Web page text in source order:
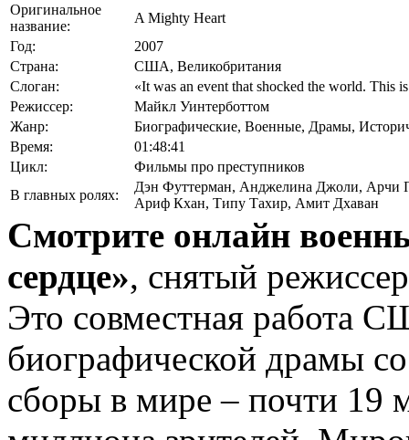
Оригинальное
название:
A Mighty Heart
Год:
2007
Страна:
США, Великобритания
Слоган:
«It was an event that shocked the world. This
Режиссер:
Майкл Уинтерботтом
Жанр:
Биографические, Военные, Драмы,
Время:
01:48:41
Цикл:
Фильмы про преступников
В главных ролях:
Дэн Футтерман, Анджелина Джоли, Арчи
Ариф Кхан, Типу Тахир, Амит Дхаван
Смотрите онлайн
сердце», снятый
Это совместная работа
биографической драмы
сборы в мире – почти 19